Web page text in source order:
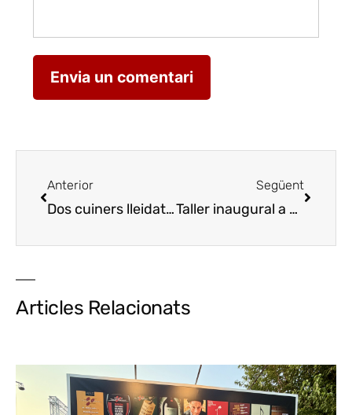
Anterior
Dos cuiners lleidatans a la Primera Slow Jam Session
Següent
Taller inaugural a Lo Tall
Articles Relacionats